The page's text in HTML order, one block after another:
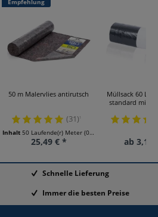
Empfehlung
50 m Malervlies antirutsch
(31)¹
Inhalt50 Laufende(r) Meter(0,51 € * / 1 Laufende(r) Meter)
25,49 € *
Müllsack 60
standard mit
ab 3,12
Schnelle Lieferung
Immer die besten Preise